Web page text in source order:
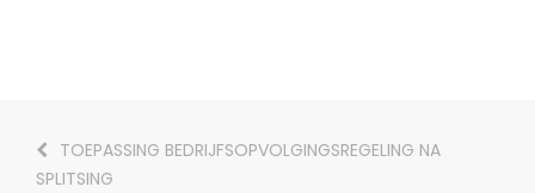
TOEPASSING BEDRIJFSOPVOLGINGSREGELING NA
SPLITSING